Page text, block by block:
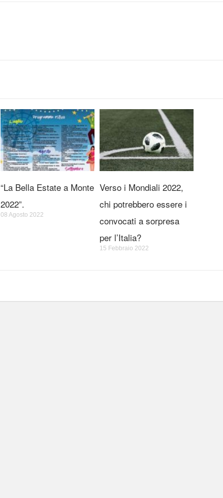
“La Bella Estate a Monte
2022”.
08 Agosto 2022
Verso i Mondiali 2022,
chi potrebbero essere i
convocati a sorpresa
per l’Italia?
15 Febbraio 2022